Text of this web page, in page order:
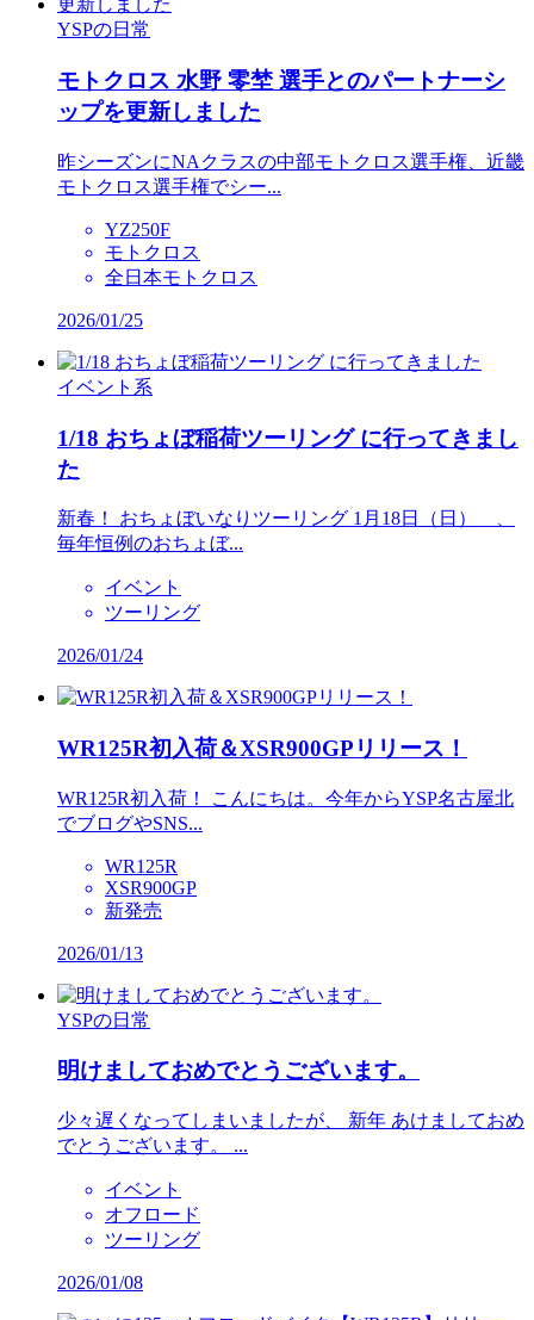
YSPの日常
モトクロス 水野 零埜 選手とのパートナーシ
ップを更新しました
昨シーズンにNAクラスの中部モトクロス選手権、近畿
モトクロス選手権でシー...
YZ250F
モトクロス
全日本モトクロス
2026/01/25
イベント系
1/18 おちょぼ稲荷ツーリング に行ってきまし
た
新春！ おちょぼいなりツーリング 1月18日（日） 、
毎年恒例のおちょぼ...
イベント
ツーリング
2026/01/24
WR125R初入荷＆XSR900GPリリース！
WR125R初入荷！ こんにちは。今年からYSP名古屋北
でブログやSNS...
WR125R
XSR900GP
新発売
2026/01/13
YSPの日常
明けましておめでとうございます。
少々遅くなってしまいましたが、 新年 あけましておめ
でとうございます。 ...
イベント
オフロード
ツーリング
2026/01/08